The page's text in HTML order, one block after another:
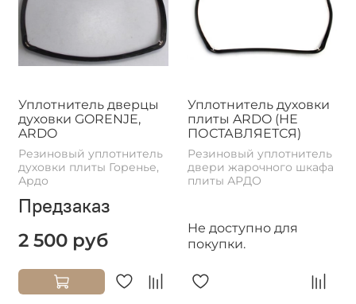
Уплотнитель дверцы
духовки GORENJE,
ARDO
Резиновый уплотнитель
духовки плиты Горенье,
Ардо
Предзаказ
2 500 руб
Уплотнитель духовки
плиты ARDO (НЕ
ПОСТАВЛЯЕТСЯ)
Резиновый уплотнитель
двери жарочного шкафа
плиты АРДО
Не доступно для
покупки.